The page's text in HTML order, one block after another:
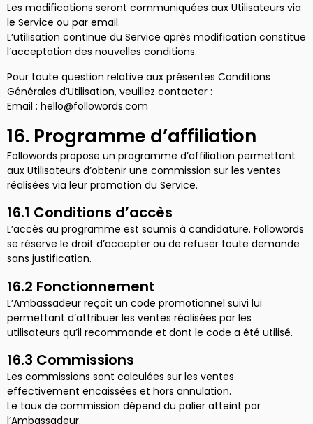
Les modifications seront communiquées aux Utilisateurs via
le Service ou par email.
L’utilisation continue du Service après modification constitue
l’acceptation des nouvelles conditions.
Pour toute question relative aux présentes Conditions
Générales d’Utilisation, veuillez contacter :
Email : hello@followords.com
16. Programme d’affiliation
Followords propose un programme d’affiliation permettant
aux Utilisateurs d’obtenir une commission sur les ventes
réalisées via leur promotion du Service.
16.1 Conditions d’accès
L’accès au programme est soumis à candidature. Followords
se réserve le droit d’accepter ou de refuser toute demande
sans justification.
16.2 Fonctionnement
L’Ambassadeur reçoit un code promotionnel suivi lui
permettant d’attribuer les ventes réalisées par les
utilisateurs qu’il recommande et dont le code a été utilisé.
16.3 Commissions
Les commissions sont calculées sur les ventes
effectivement encaissées et hors annulation.
Le taux de commission dépend du palier atteint par
l’Ambassadeur.